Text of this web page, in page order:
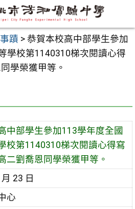
蹟 > 恭賀本校高中部學生參加
學校第1140310梯次閱讀心得
學榮獲甲等。
中部學生參加113學年度全國
校第1140310梯次閱讀心得寫
二劉喬恩同學榮獲甲等。
23 日
心